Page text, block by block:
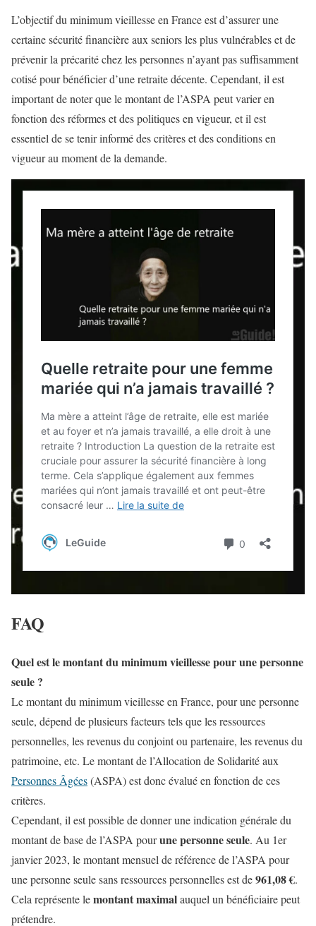
L’objectif du minimum vieillesse en France est d’assurer une
certaine sécurité financière aux seniors les plus vulnérables et de
prévenir la précarité chez les personnes n’ayant pas suffisamment
cotisé pour bénéficier d’une retraite décente. Cependant, il est
important de noter que le montant de l’ASPA peut varier en
fonction des réformes et des politiques en vigueur, et il est
essentiel de se tenir informé des critères et des conditions en
vigueur au moment de la demande.
FAQ
Quel est le montant du minimum vieillesse pour une personne
seule ?
Le montant du minimum vieillesse en France, pour une personne
seule, dépend de plusieurs facteurs tels que les ressources
personnelles, les revenus du conjoint ou partenaire, les revenus du
patrimoine, etc. Le montant de l’Allocation de Solidarité aux
Personnes Âgées(ASPA) est donc évalué en fonction de ces
critères.
Cependant, il est possible de donner une indication générale du
montant de base de l’ASPA pourune personne seule. Au 1er
janvier 2023, le montant mensuel de référence de l’ASPA pour
une personne seule sans ressources personnelles est de961,08 €.
Cela représente lemontant maximalauquel un bénéficiaire peut
prétendre.